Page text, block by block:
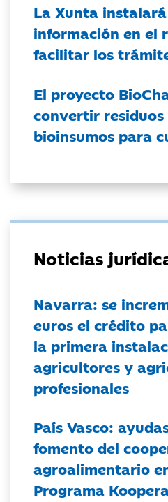
La Xunta
información en el
facilitar los
El proyecto
convertir residuos
bioinsumos para
Noticias
Navarra: se
euros el crédito
la primera
agricultores y
profesionales
País Vasco:
fomento del
agroalimentario
Programa